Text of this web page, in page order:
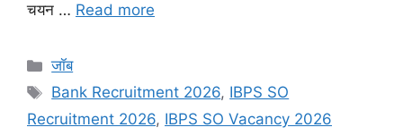
चयन … Read more
Categories
जॉब
Tags
Bank Recruitment 2026, IBPS SO
Recruitment 2026, IBPS SO Vacancy 2026